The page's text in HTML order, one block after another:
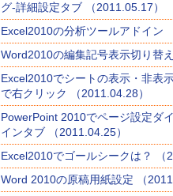
グ-詳細設定タブ （2011.05.17）
Excel2010の分析ツールアドイン
Word2010の編集記号表示切り替
Excel2010でシートの表示・非表
で右クリック （2011.04.28）
PowerPoint 2010でページ設定ダ
インタブ （2011.04.25）
Excel2010でゴールシークは？ （
Word 2010の原稿用紙設定 （